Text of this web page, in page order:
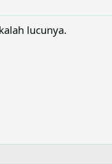
lucunya.